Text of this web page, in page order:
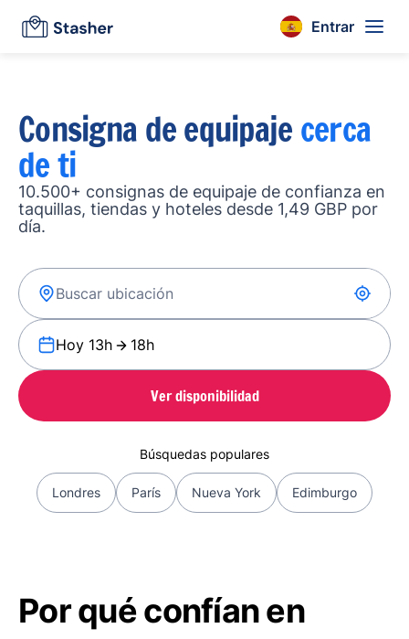
Entrar
Consigna de equipajecerca
de ti
10.500+ consignas de equipaje de confianza en
taquillas, tiendas y hoteles desde 1,49 GBP por
día.
Hoy 13h 18h
Ver disponibilidad
Búsquedas populares
Londres París Nueva York Edimburgo
Por qué confían en